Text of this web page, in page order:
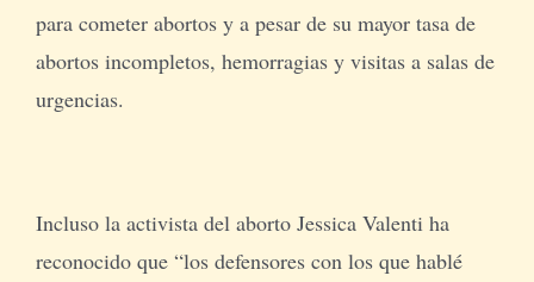
para cometer abortos y a pesar de su mayor tasa de
abortos incompletos, hemorragias y visitas a salas de
urgencias.
Incluso la activista del aborto Jessica Valenti ha
reconocido que “los defensores con los que hablé